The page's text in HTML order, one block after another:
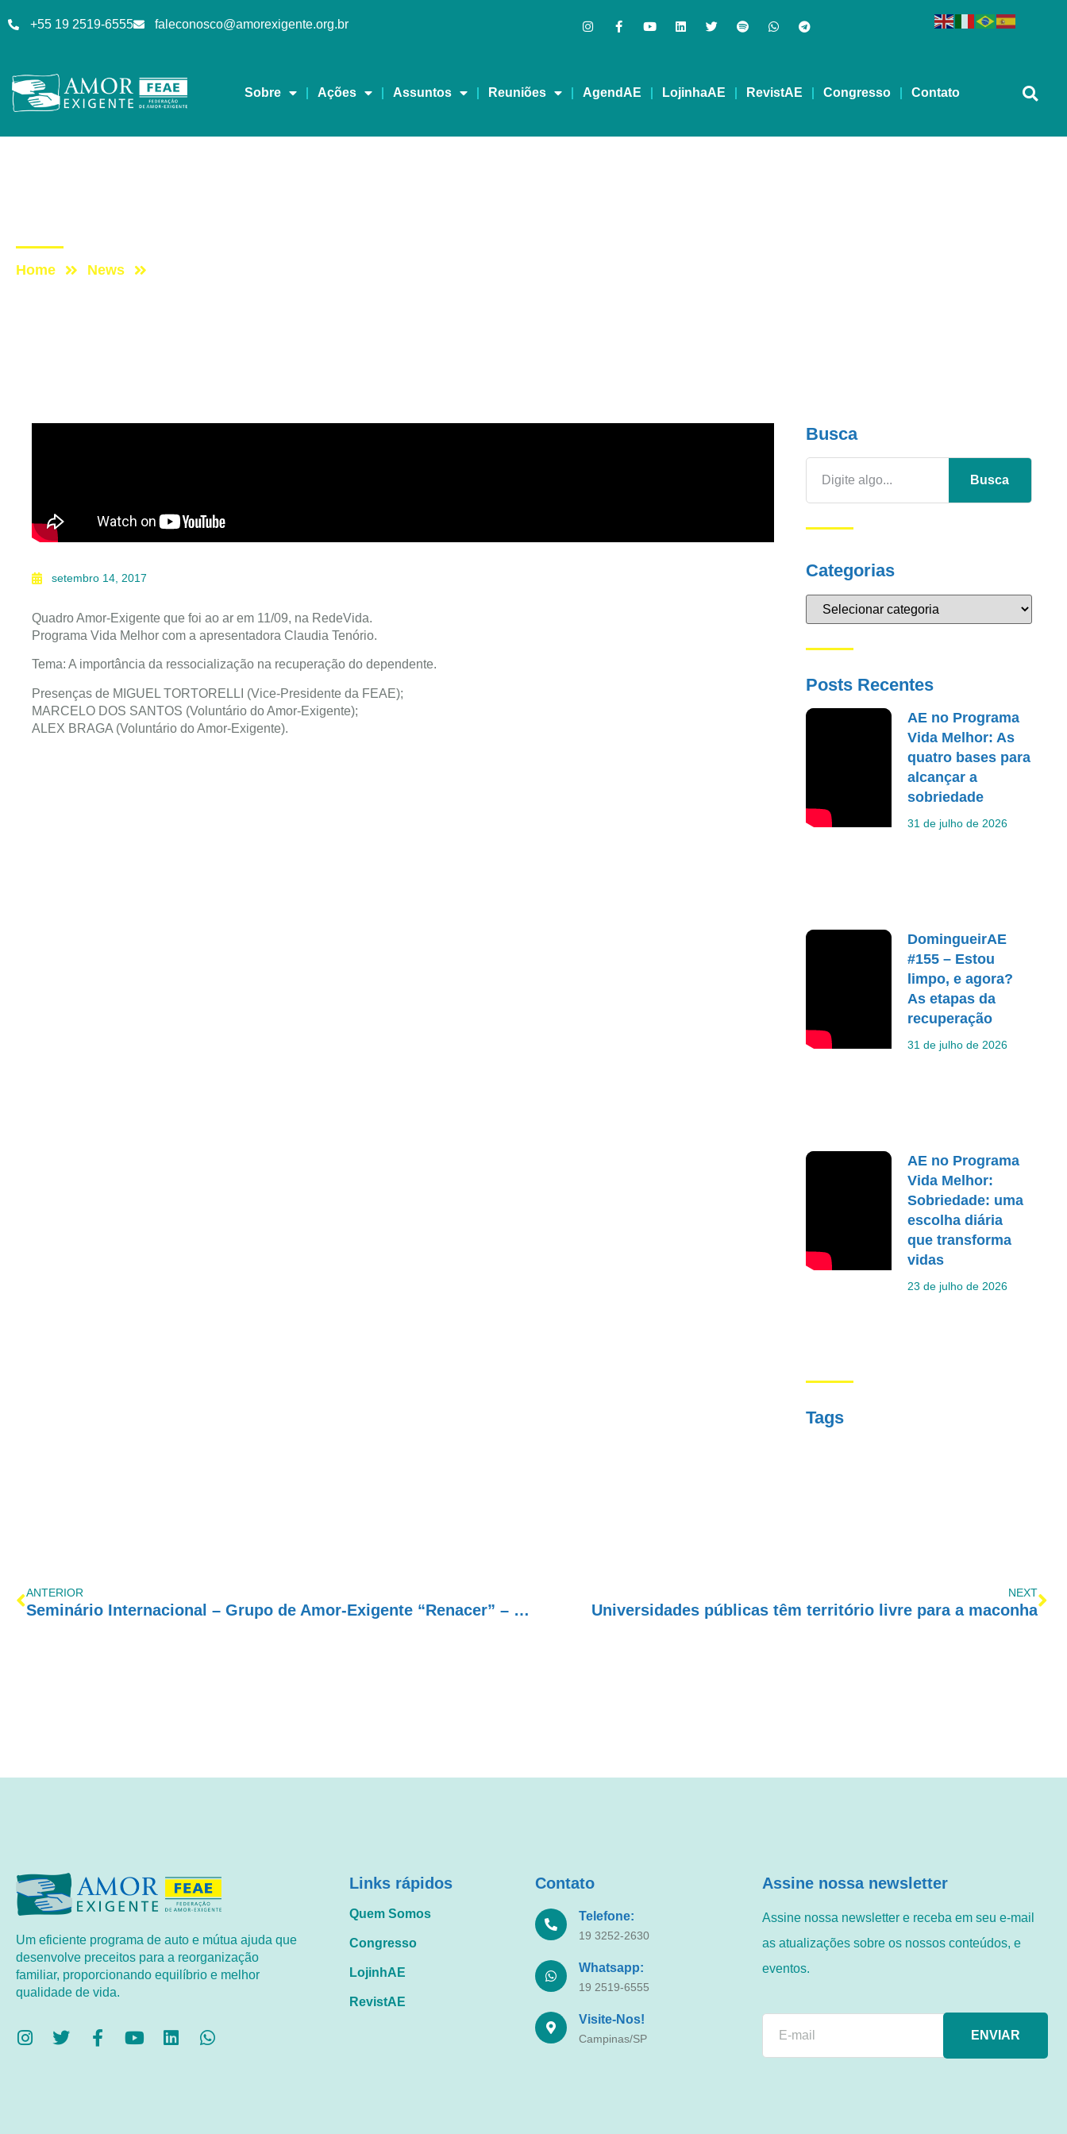
+55 19 2519-6555 faleconosco@amorexigente.org.br
Sobre Ações Assuntos Reuniões AgendAE LojinhaAE RevistAE Congresso Contato
Home News
setembro 14, 2017
Quadro Amor-Exigente que foi ao ar em 11/09, na RedeVida.
Programa Vida Melhor com a apresentadora Claudia Tenório.
Tema: A importância da ressocialização na recuperação do dependente.
Presenças de MIGUEL TORTORELLI (Vice-Presidente da FEAE);
MARCELO DOS SANTOS (Voluntário do Amor-Exigente);
ALEX BRAGA (Voluntário do Amor-Exigente).
Busca
Busca
Categorias
Posts Recentes
AE no Programa
Vida Melhor: As
quatro bases para
alcançar a
sobriedade
31 de julho de 2026
DomingueirAE
#155 – Estou
limpo, e agora?
As etapas da
recuperação
31 de julho de 2026
AE no Programa
Vida Melhor:
Sobriedade: uma
escolha diária
que transforma
vidas
23 de julho de 2026
Tags
ANTERIOR
Seminário Internacional – Grupo de Amor-Exigente “Renacer” – Paso de los Libres – Corrientes – Argentina
NEXT
Universidades públicas têm território livre para a maconha
Um eficiente programa de auto e mútua ajuda que
desenvolve preceitos para a reorganização
familiar, proporcionando equilíbrio e melhor
qualidade de vida.
Links rápidos
Quem Somos
Congresso
LojinhAE
RevistAE
Contato
Telefone:
19 3252-2630
Whatsapp:
19 2519-6555
Visite-Nos!
Campinas/SP
Assine nossa newsletter
Assine nossa newsletter e receba em seu e-mail
as atualizações sobre os nossos conteúdos, e
eventos.
ENVIAR